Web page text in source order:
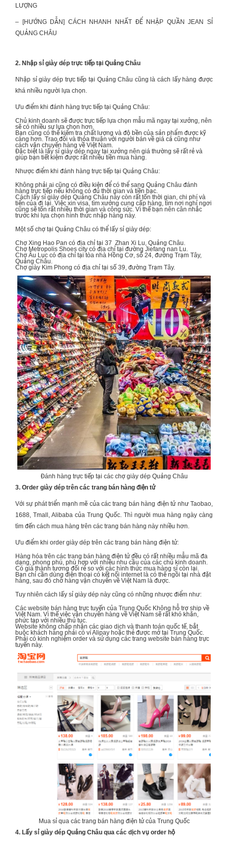
LƯỢNG
– [HƯỚNG DẪN] CÁCH NHANH NHẤT ĐỂ NHẬP QUẦN JEAN SỈ
QUẢNG CHÂU
2. Nhập sỉ giày dép trực tiếp tại Quảng Châu
Nhập sỉ giày dép trực tiếp tại Quảng Châu cũng là cách lấy hàng được
khá nhiều người lựa chọn.
Ưu điểm khi đánh hàng trực tiếp tại Quảng Châu:
Chủ kinh doanh sẽ được trực tiếp lựa chọn mẫu mã ngay tại xưởng, nên
sẽ có nhiều sự lựa chọn hơn.
Bạn cũng có thể kiểm tra chất lượng và độ bền của sản phẩm được kỹ
càng hơn. Trao đổi và thỏa thuận với người bán về giá cả cũng như
cách vận chuyển hàng về Việt Nam.
Đặc biệt là lấy sỉ giày dép ngay tại xưởng nên giá thường sẽ rất rẻ và
giúp bạn tiết kiệm được rất nhiều tiền mua hàng.
Nhược điểm khi đánh hàng trực tiếp tại Quảng Châu:
Không phải ai cũng có điều kiện để có thể sang Quảng Châu đánh
hàng trực tiếp nếu không có đủ thời gian và tiền bạc.
Cách lấy sỉ giày dép Quảng Châu này còn rất tốn thời gian, chi phí và
tiển của đi lại. Việc xin visa, tìm xưởng cung cấp hàng, tìm nơi nghỉ ngơi
cũng sẽ tốn rất nhiều thời gian và công sức. Vì thế bạn nên cân nhắc
trước khi lựa chọn hình thức nhập hàng này.
Một số chợ tại Quảng Châu có thể lấy sỉ giày dép:
Chợ Xing Hao Pan có địa chỉ tại 37 Zhan Xi Lu, Quảng Châu.
Chợ Metropolis Shoes city có địa chỉ tại đường Jiefang nan Lu.
Chợ Âu Lục có địa chỉ tại tòa nhà Hồng Cơ, số 24, đường Trạm Tây,
Quảng Châu.
Chợ giày Kim Phong có địa chỉ tại số 39, đường Trạm Tây.
Đánh hàng trực tiếp tại các chợ giày dép Quảng Châu
3. Order giày dép trên các trang bán hàng điện tử
Với sự phát triển mạnh mẽ của các trang bán hàng điện tử như Taobao,
1688, Tmall, Alibaba của Trung Quốc. Thì người mua hàng ngày càng
tìm đến cách mua hàng trên các trang bán hàng này nhiều hơn.
Ưu điểm khi order giày dép trên các trang bán hàng điện tử:
Hàng hóa trên các trang bán hàng điện tử đều có rất nhiều mẫu mã đa
dạng, phong phú, phù hợp với nhiều nhu cầu của các chủ kinh doanh.
Có giá thành tương đối rẻ so với các hình thức mua hàng sỉ còn lại.
Bạn chỉ cần dùng điện thoại có kết nối internet là có thể ngồi tại nhà đặt
hàng, sau đó chờ hàng vận chuyển về Việt Nam là được.
Tuy nhiên cách lấy sỉ giày dép này cũng có những nhược điểm như:
Các website bán hàng trực tuyến của Trung Quốc Không hỗ trợ ship về
Việt Nam. Vì thế việc vận chuyển hàng về Việt Nam sẽ rất khó khăn,
phức tạp với nhiều thủ tục.
Website không chấp nhận các giao dịch và thanh toán quốc tế, bắt
buộc khách hàng phải có ví Alipay hoặc thẻ được mở tại Trung Quốc.
Phải có kinh nghiệm order và sử dụng các trang website bán hàng trực
tuyến này.
Mua sỉ qua các trang bán hàng điện tử của Trung Quốc
4. Lấy sỉ giày dép Quảng Châu qua các dịch vụ order hộ